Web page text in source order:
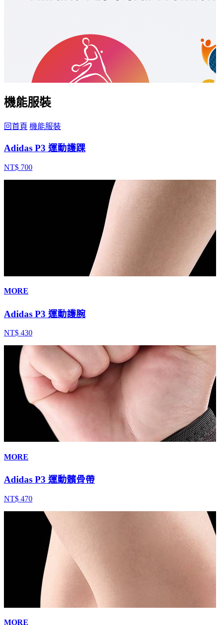
機能服裝
回首頁 機能服裝
Adidas P3 運動護踝
NT$ 700
MORE
Adidas P3 運動護腕
NT$ 430
MORE
Adidas P3 運動髕骨帶
NT$ 470
MORE